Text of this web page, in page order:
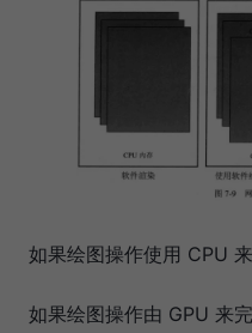
如果绘图操作使用 CPU
如果绘图操作由 GPU 来